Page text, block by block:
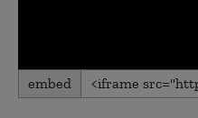
0
seconds
embed